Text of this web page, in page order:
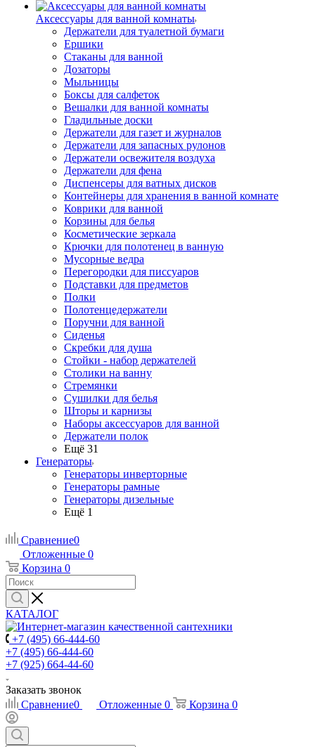
Аксессуары для ванной комнаты
Держатели для туалетной бумаги
Ершики
Стаканы для ванной
Дозаторы
Мыльницы
Боксы для салфеток
Вешалки для ванной комнаты
Гладильные доски
Держатели для газет и журналов
Держатели для запасных рулонов
Держатели освежителя воздуха
Держатели для фена
Диспенсеры для ватных дисков
Контейнеры для хранения в ванной комнате
Коврики для ванной
Корзины для белья
Косметические зеркала
Крючки для полотенец в ванную
Мусорные ведра
Перегородки для писсуаров
Подставки для предметов
Полки
Полотенцедержатели
Поручни для ванной
Сиденья
Скребки для душа
Стойки - набор держателей
Столики на ванну
Стремянки
Сушилки для белья
Шторы и карнизы
Наборы аксессуаров для ванной
Держатели полок
Ещё 31
Генераторы
Генераторы инверторные
Генераторы рамные
Генераторы дизельные
Ещё 1
Сравнение0
Отложенные 0
Корзина 0
КАТАЛОГ
+7 (495) 66-444-60
+7 (495) 66-444-60
+7 (925) 664-44-60
Заказать звонок
Сравнение0 Отложенные 0 Корзина 0